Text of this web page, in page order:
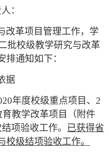
：
改革项目管理工作，学
批校级教学研究与改革
排通知如下：
据
年度校级重点项目、 2
教学改革项目（附件
项验收工作。 已获得省
级结项验收工作。